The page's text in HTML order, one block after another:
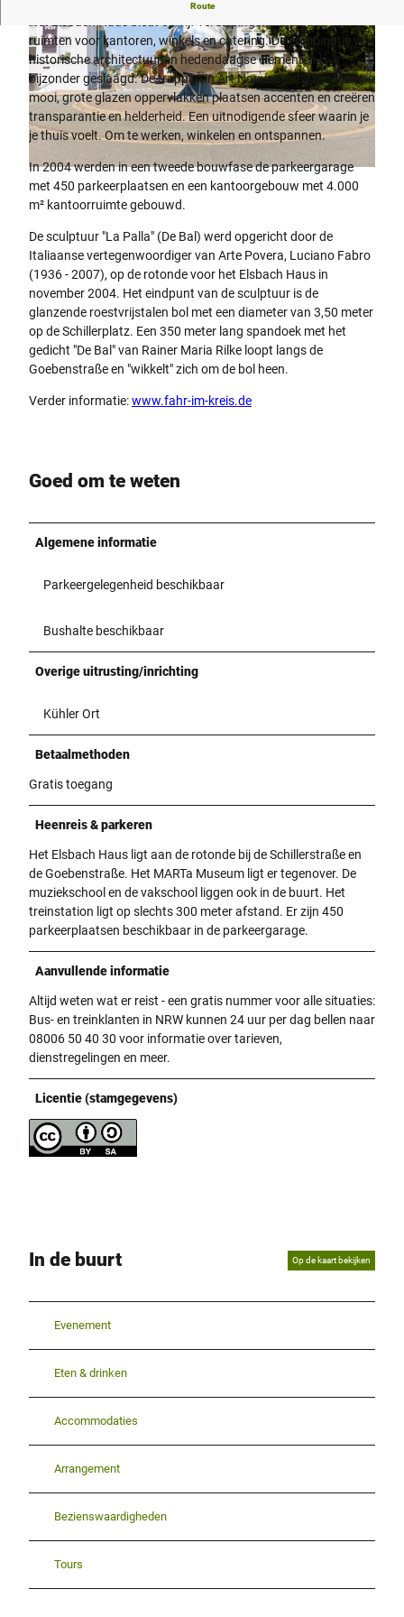
©CC-BY-SA
Route
ruimten voor kantoren, winkels en catering. De combinatie van
historische architectuur en hedendaagse elementen is
bijzonder geslaagd. De trappen in Art Nouveau stijl zijn tijdloos
mooi, grote glazen oppervlakken plaatsen accenten en creëren
transparantie en helderheid. Een uitnodigende sfeer waarin je
je thuis voelt. Om te werken, winkelen en ontspannen.
In 2004 werden in een tweede bouwfase de parkeergarage
met 450 parkeerplaatsen en een kantoorgebouw met 4.000
m² kantoorruimte gebouwd.
De sculptuur "La Palla" (De Bal) werd opgericht door de
Italiaanse vertegenwoordiger van Arte Povera, Luciano Fabro
(1936 - 2007), op de rotonde voor het Elsbach Haus in
november 2004. Het eindpunt van de sculptuur is de
glanzende roestvrijstalen bol met een diameter van 3,50 meter
op de Schillerplatz. Een 350 meter lang spandoek met het
gedicht "De Bal" van Rainer Maria Rilke loopt langs de
Goebenstraße en "wikkelt" zich om de bol heen.
Verder informatie:www.fahr-im-kreis.de
Goed om te weten
Algemene informatie
Parkeergelegenheid beschikbaar
Bushalte beschikbaar
Overige uitrusting/inrichting
Kühler Ort
Betaalmethoden
Gratis toegang
Heenreis & parkeren
Het Elsbach Haus ligt aan de rotonde bij de Schillerstraße en
de Goebenstraße. Het MARTa Museum ligt er tegenover. De
muziekschool en de vakschool liggen ook in de buurt. Het
treinstation ligt op slechts 300 meter afstand. Er zijn 450
parkeerplaatsen beschikbaar in de parkeergarage.
Aanvullende informatie
Altijd weten wat er reist - een gratis nummer voor alle situaties:
Bus- en treinklanten in NRW kunnen 24 uur per dag bellen naar
08006 50 40 30 voor informatie over tarieven,
dienstregelingen en meer.
Licentie (stamgegevens)
In de buurt Op de kaart bekijken
Evenement
Eten & drinken
Accommodaties
Arrangement
Bezienswaardigheden
Tours